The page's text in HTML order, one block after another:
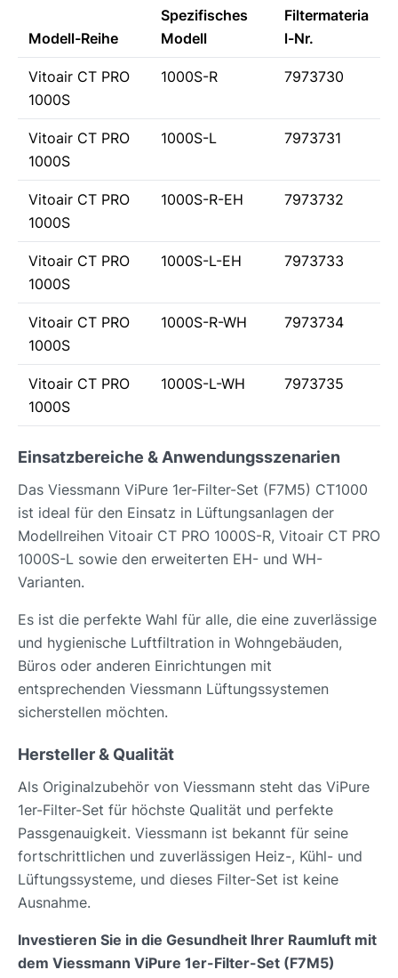
Modell-Reihe
Spezifisches
Modell
Filtermateria
l-Nr.
Vitoair CT PRO
1000S
1000S-R 7973730
Vitoair CT PRO
1000S
1000S-L 7973731
Vitoair CT PRO
1000S
1000S-R-EH 7973732
Vitoair CT PRO
1000S
1000S-L-EH 7973733
Vitoair CT PRO
1000S
1000S-R-WH 7973734
Vitoair CT PRO
1000S
1000S-L-WH 7973735
Einsatzbereiche & Anwendungsszenarien
Das Viessmann ViPure 1er-Filter-Set (F7M5) CT1000
ist ideal für den Einsatz in Lüftungsanlagen der
Modellreihen Vitoair CT PRO 1000S-R, Vitoair CT PRO
1000S-L sowie den erweiterten EH- und WH-
Varianten.
Es ist die perfekte Wahl für alle, die eine zuverlässige
und hygienische Luftfiltration in Wohngebäuden,
Büros oder anderen Einrichtungen mit
entsprechenden Viessmann Lüftungssystemen
sicherstellen möchten.
Hersteller & Qualität
Als Originalzubehör von Viessmann steht das ViPure
1er-Filter-Set für höchste Qualität und perfekte
Passgenauigkeit. Viessmann ist bekannt für seine
fortschrittlichen und zuverlässigen Heiz-, Kühl- und
Lüftungssysteme, und dieses Filter-Set ist keine
Ausnahme.
Investieren Sie in die Gesundheit Ihrer Raumluft mit
dem Viessmann ViPure 1er-Filter-Set (F7M5)